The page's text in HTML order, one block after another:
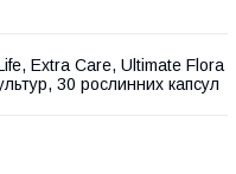
Extra Care, Ultimate Flora
30 рослинних капсул